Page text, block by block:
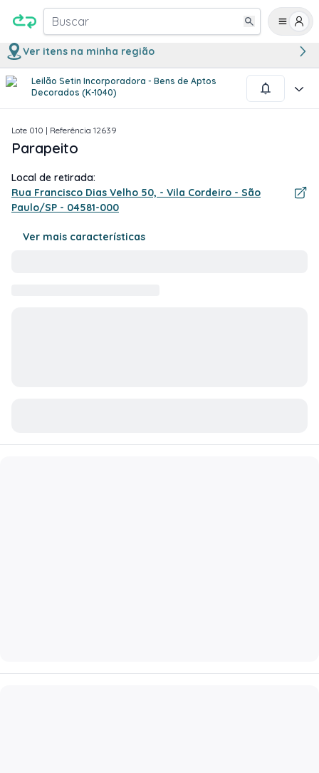
Buscar
Ver itens na minha região
Leilão Setin Incorporadora - Bens de Aptos
Decorados (K-1040)
/4
Lote 010 | Referência 12639
Parapeito
Local de retirada:
Rua Francisco Dias Velho 50, - Vila Cordeiro - São
Paulo/SP - 04581-000
Ver mais características